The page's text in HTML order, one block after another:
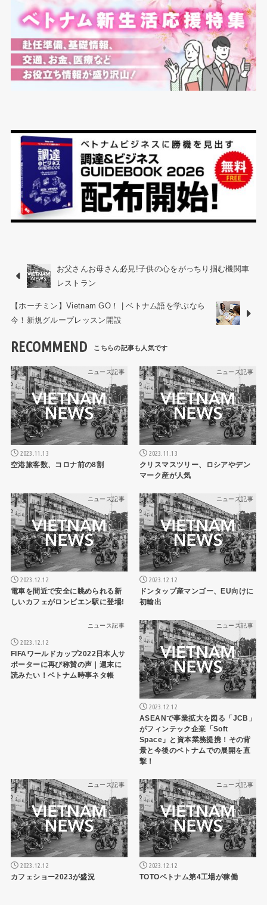
お父さんお母さん必見!子供の心をがっちり掴む機関車
レストラン
【ホーチミン】Vietnam GO！ | ベトナム語を学ぶなら
今！新規グループレッスン開設
RECOMMEND
ニュース記事
2023.11.13
空港旅客数、コロナ前の8割
ニュース記事
2023.11.13
クリスマスツリー、ロシアやデン
マーク産が人気
ニュース記事
2023.12.12
電車を間近で安全に眺められる新
しいカフェがロンビエン駅に登場!
ニュース記事
2023.12.12
ドンタップ産マンゴー、EU向けに
初輸出
ニュース記事
2023.12.12
FIFAワールドカップ2022日本人サ
ポーターに再び称賛の声｜週末に
読みたい！ベトナム時事ネタ帳
ニュース記事
2023.12.12
ASEANで事業拡大を図る「JCB」
がフィンテック企業「Soft
Space」と資本業務提携！その背
景と今後のベトナムでの展開を直
撃！
ニュース記事
2023.12.12
カフェショー2023が盛況
ニュース記事
2023.12.12
TOTOベトナム第4工場が稼働